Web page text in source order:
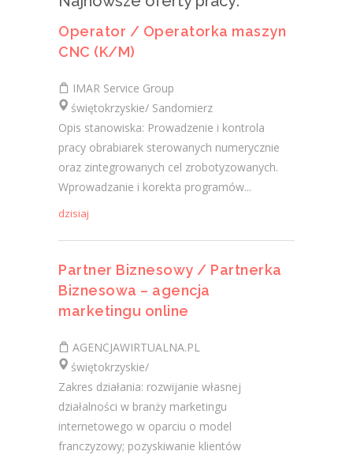
Operator / Operatorka maszyn
CNC (K/M)
IMAR Service Group
świętokrzyskie/ Sandomierz
Opis stanowiska: Prowadzenie i kontrola
pracy obrabiarek sterowanych numerycznie
oraz zintegrowanych cel zrobotyzowanych.
Wprowadzanie i korekta programów...
dzisiaj
Partner Biznesowy / Partnerka
Biznesowa – agencja
marketingu online
AGENCJAWIRTUALNA.PL
świętokrzyskie/
Zakres działania: rozwijanie własnej
działalności w branży marketingu
internetowego w oparciu o model
franczyzowy; pozyskiwanie klientów